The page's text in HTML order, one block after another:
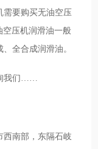
需要购买无油空压
空压机润滑油一般
全合成润滑油。
我们……
西南部，东隔石岐